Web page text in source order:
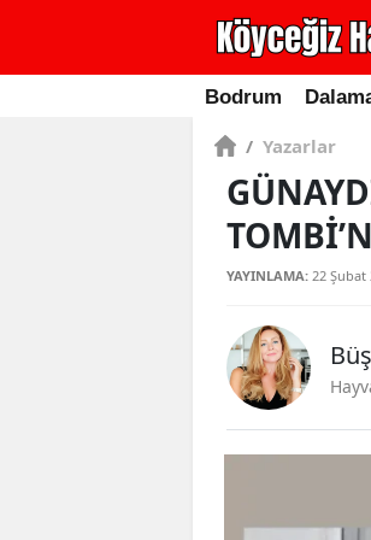
Bodrum
/ Yazarlar
YAYINLAMA: 22 Şubat